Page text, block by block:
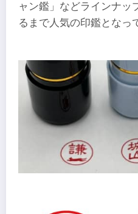
ャン鑑」などラインナッ
るまで人気の印鑑となっ